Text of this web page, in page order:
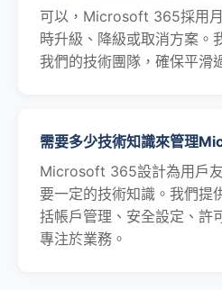
可以，Microsoft 365採用
時升級、降級或取消方案。
我們的技術團隊，確保平滑
需要多少技術知識來管理
Microsoft 365設計為用戶
要一定的技術知識。我們提
括帳戶管理、安全設定、許
專注於業務。